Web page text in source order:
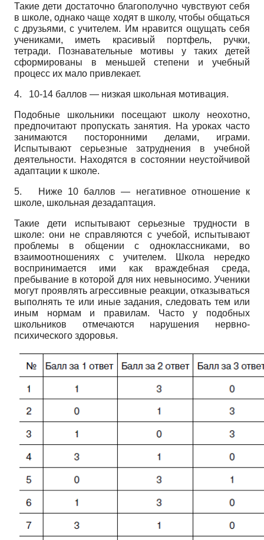
Такие дети достаточно благополучно чувствуют себя
в школе, однако чаще ходят в школу, чтобы общаться
с друзьями, с учителем. Им нравится ощущать себя
учениками, иметь красивый портфель, ручки,
тетради. Познавательные мотивы у таких детей
сформированы в меньшей степени и учебный
процесс их мало привлекает.
4. 10-14 баллов — низкая школьная мотивация.
Подобные школьники посещают школу неохотно,
предпочитают пропускать занятия. На уроках часто
занимаются посторонними делами, играми.
Испытывают серьезные затруднения в учебной
деятельности. Находятся в состоянии неустойчивой
адаптации к школе.
5.
Ниже 10 баллов — негативное отношение к
школе, школьная дезадаптация.
Такие дети испытывают серьезные трудности в
школе: они не справляются с учебой, испытывают
проблемы в общении с одноклассниками, во
взаимоотношениях с учителем. Школа нередко
воспринимается ими как враждебная среда,
пребывание в которой для них невыносимо. Ученики
могут проявлять агрессивные реакции, отказываться
выполнять те или иные задания, следовать тем или
иным нормам и правилам. Часто у подобных
школьников отмечаются нарушения нервно-
психического здоровья.